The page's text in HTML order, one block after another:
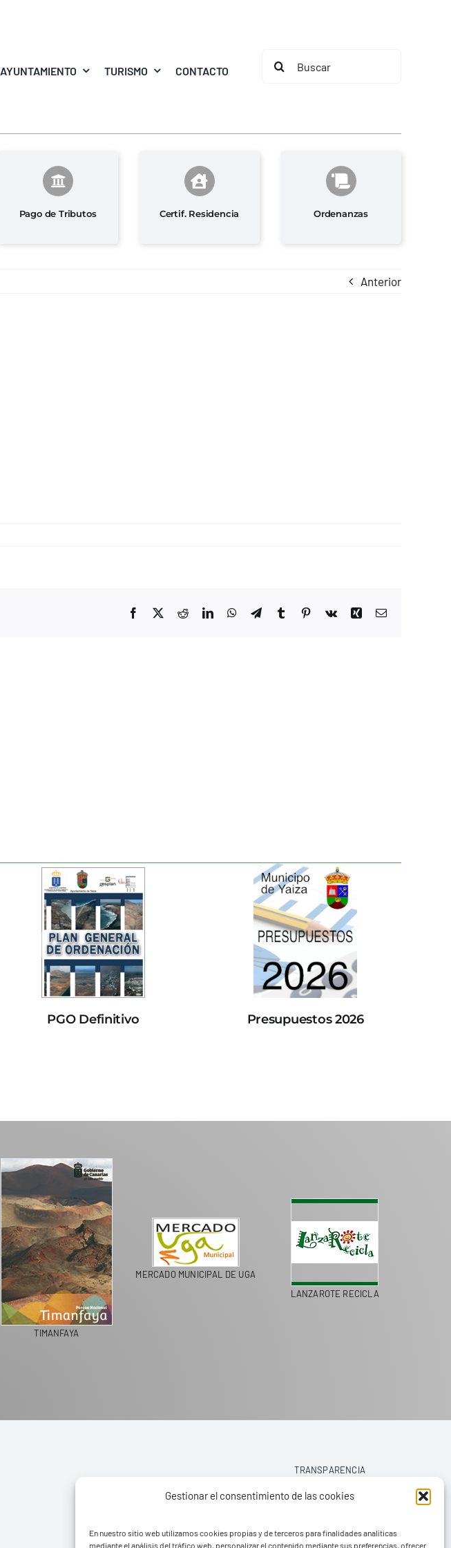
Gestionar el consentimiento de las cookies
En nuestro sitio web utilizamos cookies propias y de terceros para finalidades analíticas
mediante el análisis del tráfico web, personalizar el contenido mediante sus preferencias, ofrecer
AYUNTAMIENTO TURISMO CONTACTO
Buscar:
Pago de Tributos Certif. Residencia Ordenanzas
Anterior
Facebook
X RedditLinkedInWhatsApp
TelegramTumblrPinterest
Vk Xing Correo
PGO Definitivo Presupuestos 2026
TIMANFAYA
MERCADO MUNICIPAL DE UGA
LANZAROTE RECICLA
TRANSPARENCIA
AVISO LEGAL
POLÍTICA DE PRIVACIDAD